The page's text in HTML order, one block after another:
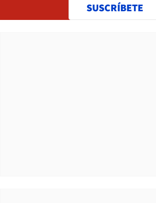
SUSCRÍBETE